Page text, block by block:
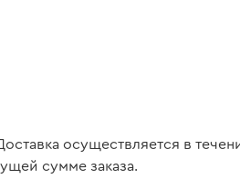
осуществляется в
сумме заказа.